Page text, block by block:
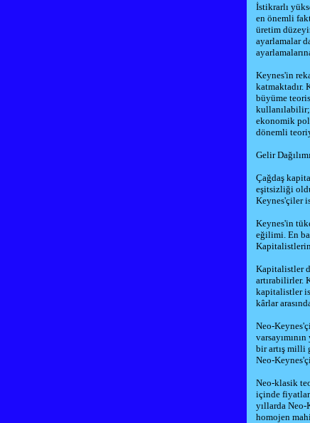
İstikrarlı
en önemli
üretim
ayarlamalar
Keynes'in
katmaktadır.
büyüme
kullanılabilir;
ekonomik
dönemli
Gelir
Çağdaş
eşitsizliği
Keynes'çiler
Keynes'in
eğilimi. En
Kapitalistlerin
Kapitalistler
artırabilirler.
kapitalistler
kârlar
Neo-
bir artış milli
Neo-
Neo-klasik
içinde
yıllarda
homojen